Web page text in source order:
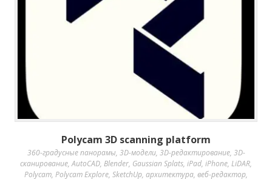
Polycam 3D scanning platform
360-градусные панорамы, 3D-модели, 3D-редактирование, 3D-
сканирование,AutoCAD, Blender, Gaussian Splats, iPad, iPhone, LiDAR,
Polycam, Polycam Explore, SketchUp, архитектура, веб-редактор,